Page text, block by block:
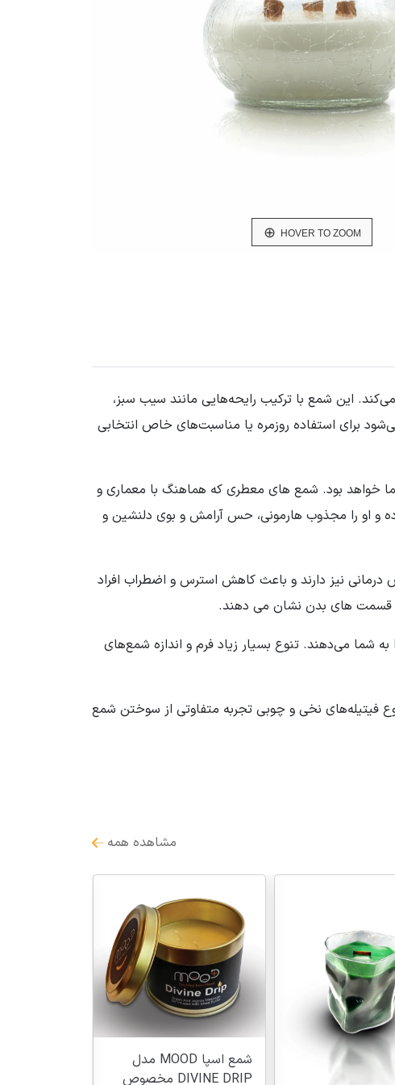
HOVER TO ZOOM
این شمع با ترکیب رایحه‌هایی مانند سیب سبز،
و دلنشین ایجاد می‌کند. زمان سوخت طولانی تا ۷۵ ساعت باعث می‌شود برای استفاده روزمره یا مناسبت‌های خاص انتخابی
خواهد بود. شمع های معطری که هماهنگ با معماری و
و او را مجذوب هارمونی، حس آرامش و بوی دلنشین و
نیز دارند و باعث کاهش استرس و اضطراب افراد
قسمت های بدن نشان می دهند.
شما می‌دهند. تنوع بسیار زیاد فرم و اندازه شمع‌های
فیتیله‌های نخی و چوبی تجربه متفاوتی از سوختن شمع
مشاهده همه
شمع اسپا MOOD مدل
DIVINE DRIP مخصوص